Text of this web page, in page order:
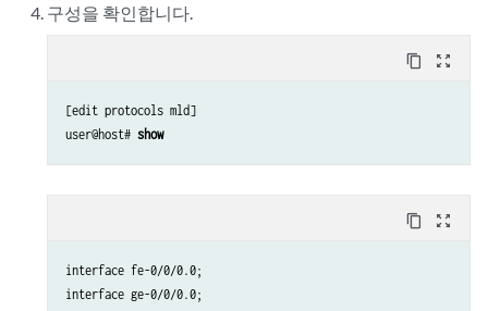
구성을 확인합니다.
content_copy zoom_out_map
[edit protocols mld]
user@host# show
content_copy zoom_out_map
interface fe-0/0/0.0;
interface ge-0/0/0.0;